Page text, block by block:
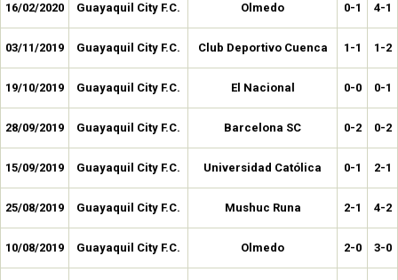
16/02/2020 Guayaquil City F.C. Olmedo 0-1 4-1
03/11/2019 Guayaquil City F.C. Club Deportivo Cuenca 1-1 1-2
19/10/2019 Guayaquil City F.C. El Nacional 0-0 0-1
28/09/2019 Guayaquil City F.C. Barcelona SC 0-2 0-2
15/09/2019 Guayaquil City F.C. Universidad Católica 0-1 2-1
25/08/2019 Guayaquil City F.C. Mushuc Runa 2-1 4-2
10/08/2019 Guayaquil City F.C. Olmedo 2-0 3-0